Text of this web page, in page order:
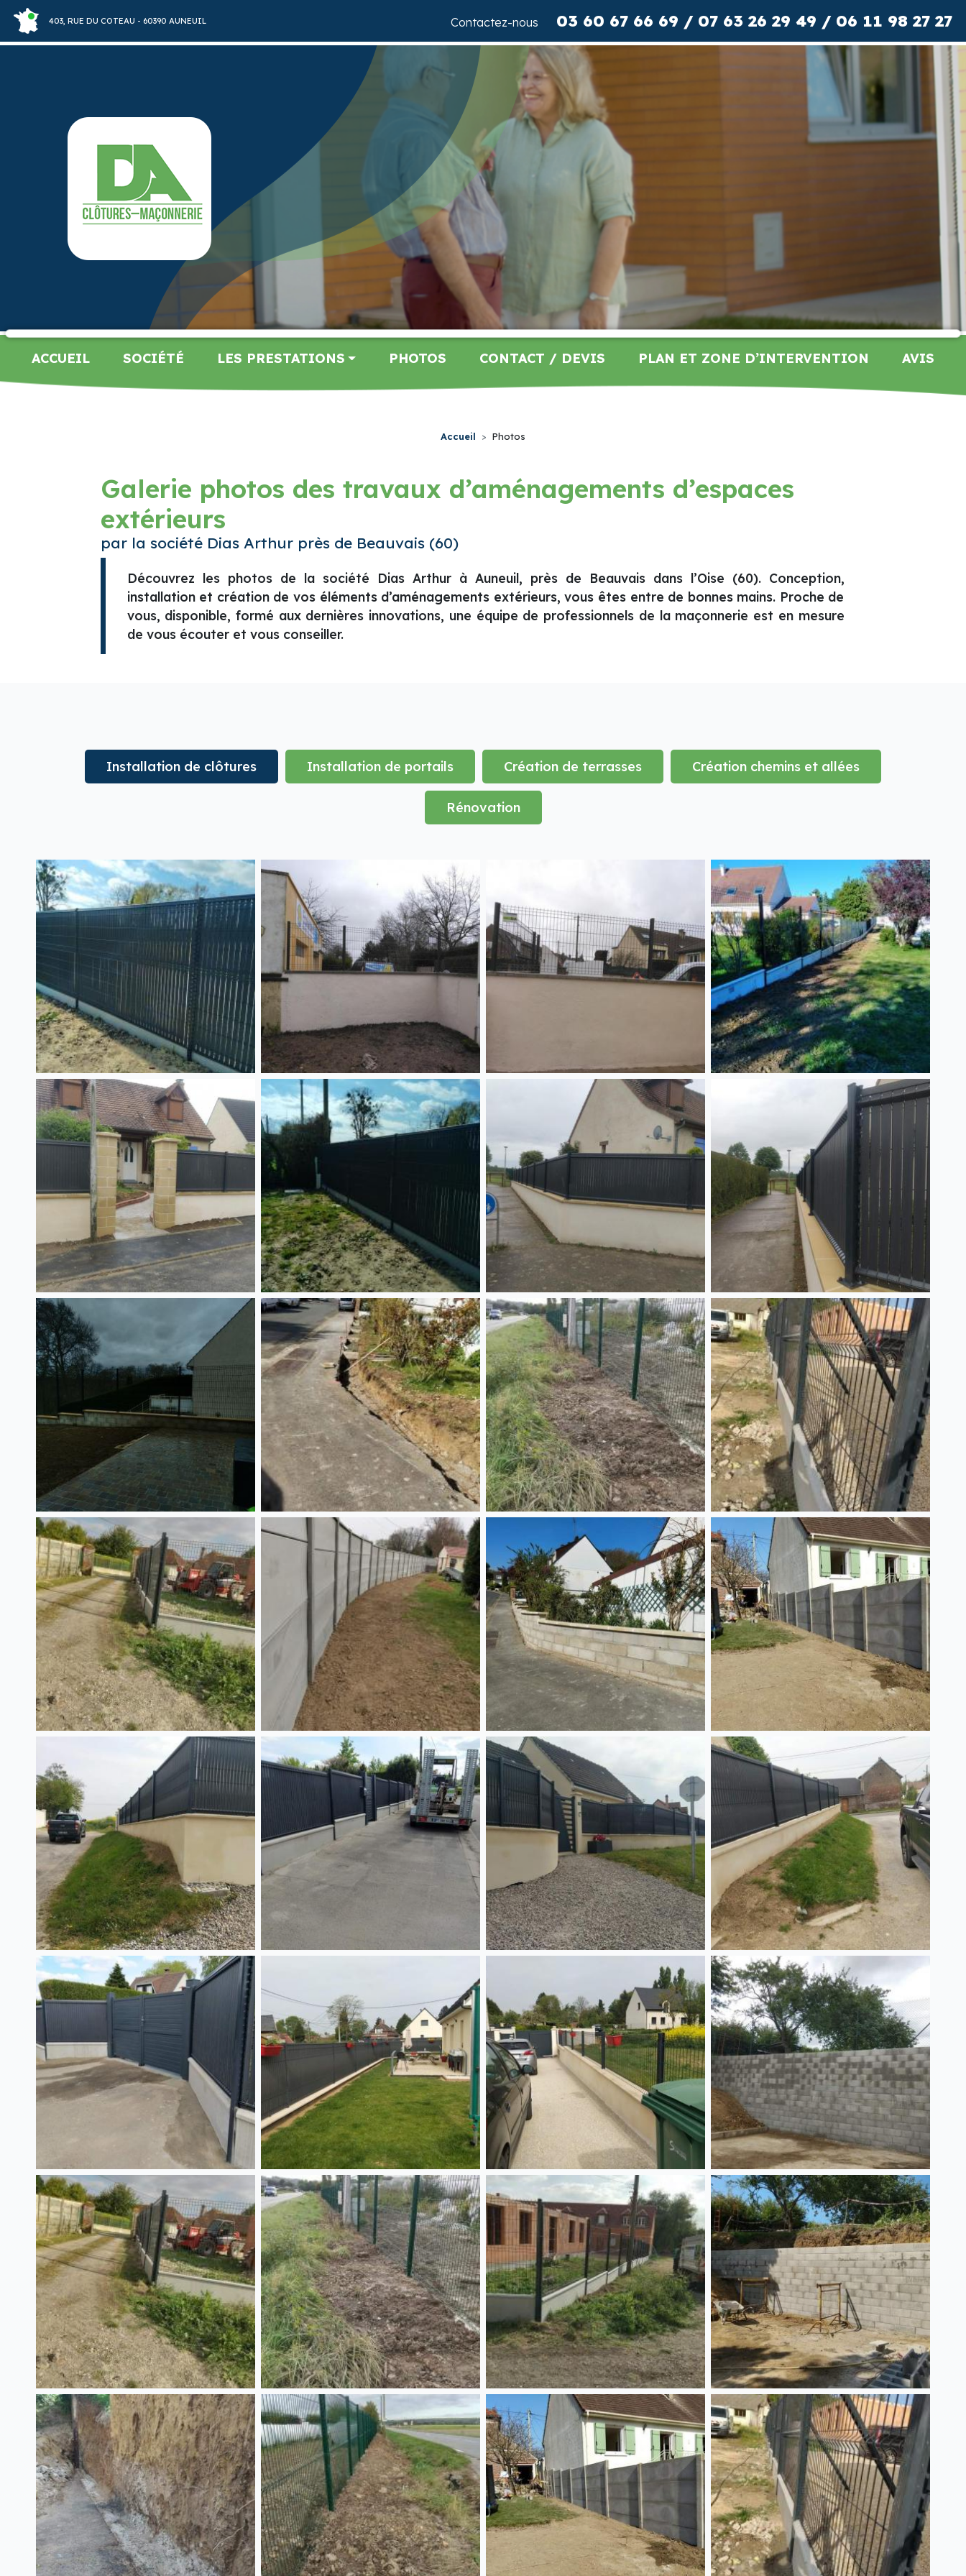
Panneau de gestion des cookies
403, RUE DU COTEAU - 60390 AUNEUIL Contactez-nous 03 60 67 66 69 07 63 26 29 49 06 11 98 27 27
ACCUEIL SOCIÉTÉ LES PRESTATIONS PHOTOS CONTACT / DEVIS PLAN ET ZONE D’INTERVENTION AVIS
Accueil Photos
Galerie photos des travaux d’aménagements d’espaces
extérieurs
par la société Dias Arthur près de Beauvais (60)
Découvrez les photos de la société Dias Arthur à Auneuil, près de Beauvais dans l’Oise (60). Conception,
installation et création de vos éléments d’aménagements extérieurs, vous êtes entre de bonnes mains. Proche de
vous, disponible, formé aux dernières innovations, une équipe de professionnels de la maçonnerie est en mesure
de vous écouter et vous conseiller.
Installation de clôtures Installation de portails Création de terrasses Création chemins et allées
Rénovation